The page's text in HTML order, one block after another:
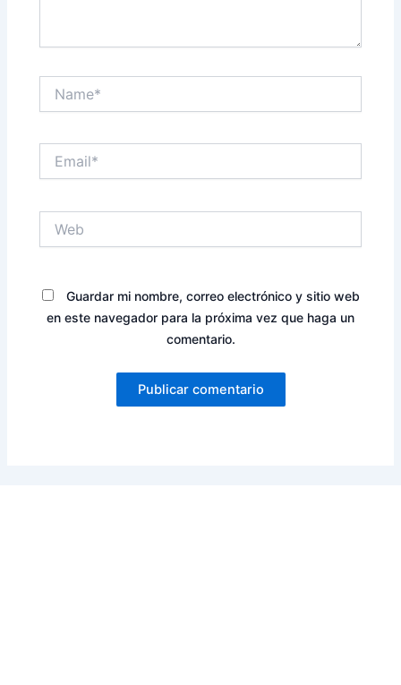
Guardar mi nombre, correo electrónico y sitio web
en este navegador para la próxima vez que haga un
comentario.